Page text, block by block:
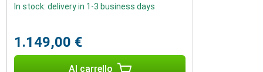
In stock: delivery in 1-3 business days
1.149,00 €
Al carrello